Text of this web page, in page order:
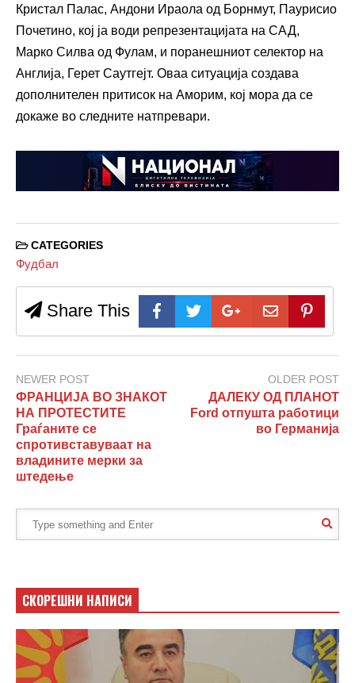
Кристал Палас, Андони Ираола од Борнмут, Паурисио
Почетино, кој ја води репрезентацијата на САД,
Марко Силва од Фулам, и поранешниот селектор на
Англија, Герет Саутгејт. Оваа ситуација создава
дополнителен притисок на Аморим, кој мора да се
докаже во следните натпревари.
CATEGORIES
Фудбал
Share This
NEWER POST
ФРАНЦИЈА ВО ЗНАКОТ
НА ПРОТЕСТИТЕ
Граѓаните се
спротивставуваат на
владините мерки за
штедење
OLDER POST
ДАЛЕКУ ОД ПЛАНОТ
Ford отпушта работици
во Германија
СКОРЕШНИ НАПИСИ